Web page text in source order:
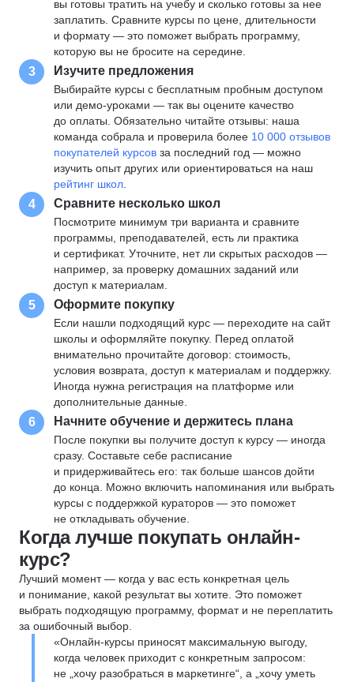
вы готовы тратить на учебу и сколько готовы за нее
заплатить. Сравните курсы по цене, длительности
и формату — это поможет выбрать программу,
которую вы не бросите на середине.
3 Изучите предложения
Выбирайте курсы с бесплатным пробным доступом
или демо-уроками — так вы оцените качество
до оплаты. Обязательно читайте отзывы: наша
команда собрала и проверила более 10 000 отзывов
покупателей курсов за последний год — можно
изучить опыт других или ориентироваться на наш
рейтинг школ
4 Сравните несколько школ
Посмотрите минимум три варианта и сравните
программы, преподавателей, есть ли практика
и сертификат. Уточните, нет ли скрытых расходов —
например, за проверку домашних заданий или
доступ к материалам.
5 Оформите покупку
Если нашли подходящий курс — переходите на сайт
школы и оформляйте покупку. Перед оплатой
внимательно прочитайте договор: стоимость,
условия возврата, доступ к материалам и поддержку.
Иногда нужна регистрация на платформе или
дополнительные данные.
6 Начните обучение и держитесь плана
После покупки вы получите доступ к курсу — иногда
сразу. Составьте себе расписание
и придерживайтесь его: так больше шансов дойти
до конца. Можно включить напоминания или выбрать
курсы с поддержкой кураторов — это поможет
не откладывать обучение.
Когда лучше покупать онлайн-
курс?
Лучший момент — когда у вас есть конкретная цель
и понимание, какой результат вы хотите. Это поможет
выбрать подходящую программу, формат и не переплатить
за ошибочный выбор.
«Онлайн-курсы приносят максимальную выгоду,
когда человек приходит с конкретным запросом:
не „хочу разобраться в маркетинге“, а „хочу уметь